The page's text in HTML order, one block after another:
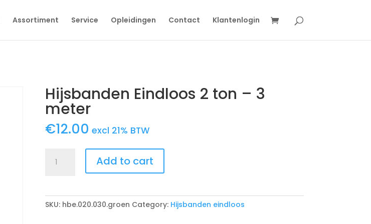
Assortiment Service Opleidingen Contact Klantenlogin
Hijsbanden Eindloos 2 ton – 3
meter
€12.00 excl 21% BTW
Eindloos
-
Add to cart
SKU: hbe.020.030.groen Category: Hijsbanden eindloos